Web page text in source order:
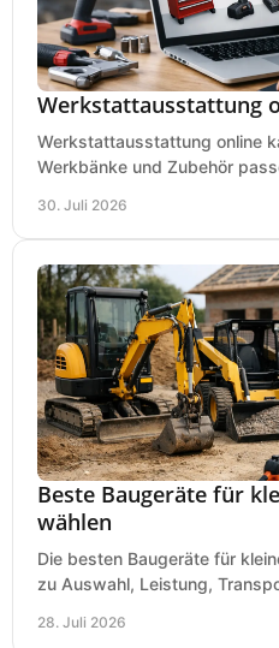
Werkstattausstattung
Werkstattausstattung online
Werkbänke und Zubehör
30. Juli 2026
Beste Baugeräte für
wählen
Die besten Baugeräte für
zu Auswahl, Leistung,
28. Juli 2026